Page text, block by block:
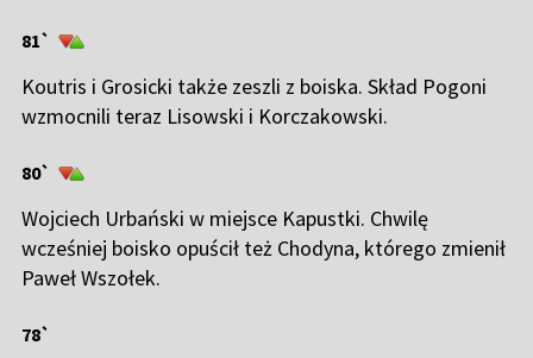
81`
Koutris i Grosicki także zeszli z boiska. Skład Pogoni
wzmocnili teraz Lisowski i Korczakowski.
80`
Wojciech Urbański w miejsce Kapustki. Chwilę
wcześniej boisko opuścił też Chodyna, którego zmienił
Paweł Wszołek.
78`